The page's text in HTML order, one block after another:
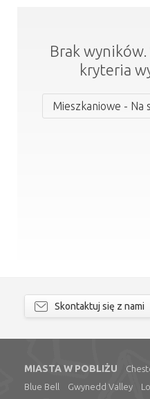
Brak
kryteria
Mieszkaniowe - Na
Skontaktuj się z nami
MIASTA W POBLIŻU
Blue Bell
Gwynedd Valley